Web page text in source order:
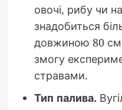
овочі, рибу чи
знадобиться
довжиною 80
змогу
стравами.
Тип палива.